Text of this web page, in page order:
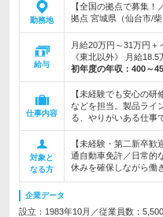
勤務地
【全国の拠点で募集
拠点 宮城県（仙台市/
給与
月給20万円～31万円
《東北以外》 月給
初年度の年収： 400～
仕事内容
【未経験でも安心の
などを担当。製品ライ
る、やりがいある仕事
対象と
なる方
【未経験・第二新卒
通自動車免許／日常的
休みを確保しながら働
企業データ
設立：1983年10月／従業員数：